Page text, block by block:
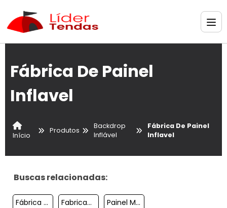
Fábrica De Painel
Inflavel
Início
Produtos
Backdrop
Inflável
Fábrica De Painel
Inflavel
Buscas relacionadas:
Fábrica De Painel Inflavel Fabricante De Painel Inflavel Painel Metalizado Inflavel